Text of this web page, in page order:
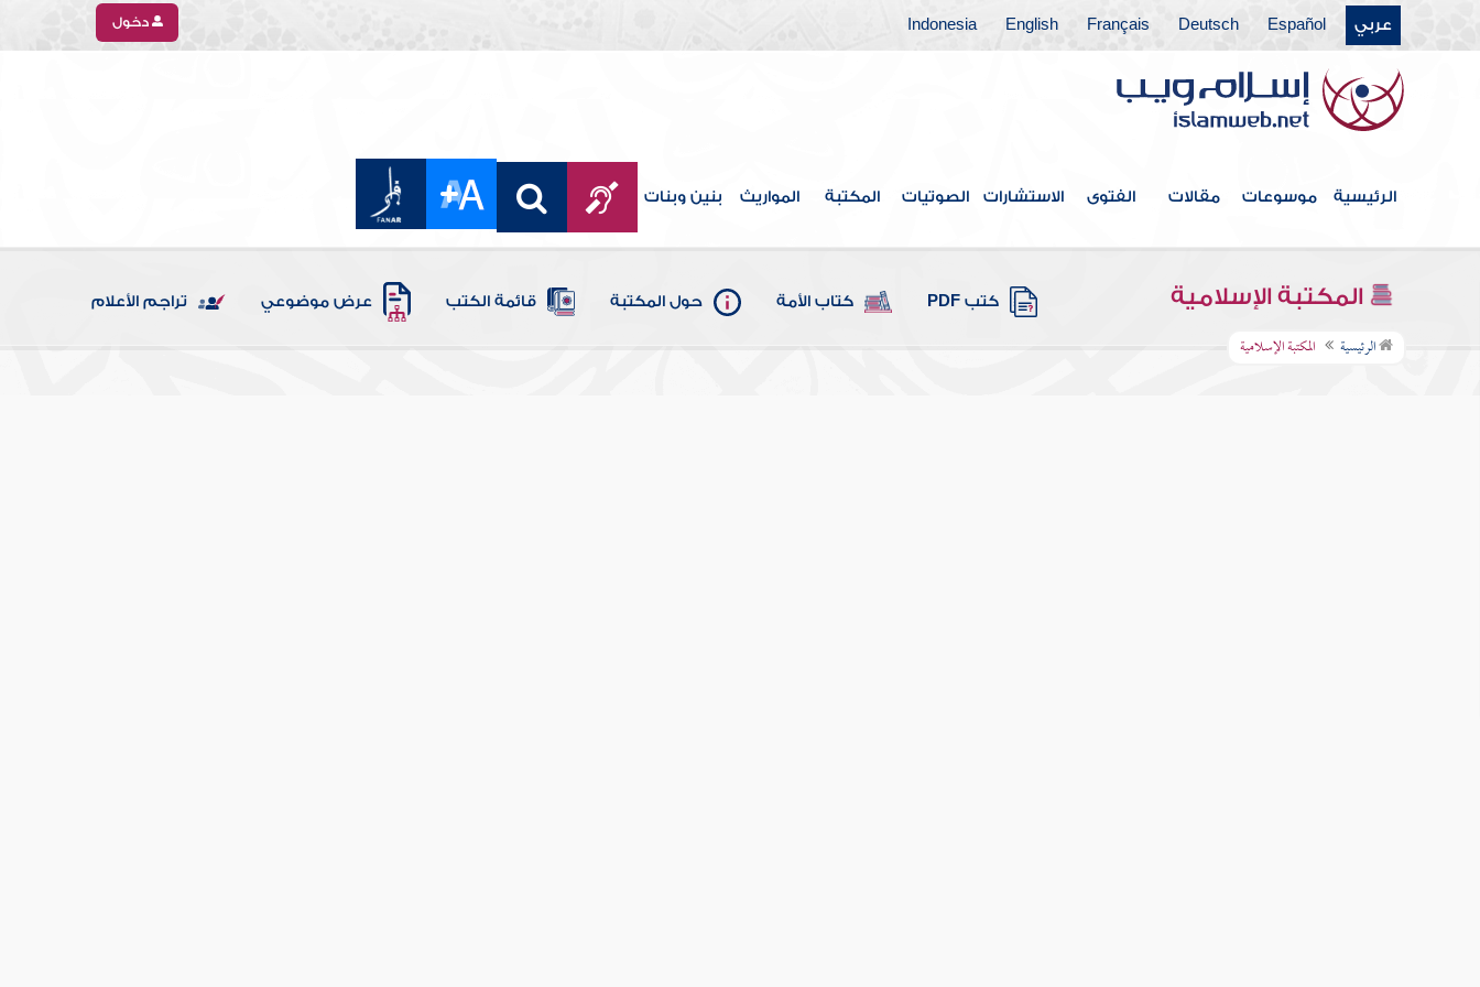
عربي Español
Deutsch
Français
English
Indonesia دخول
الرئيسية موسوعات مقالات الفتوى الاستشارات الصوتيات المكتبة المواريث بنين وبنات
المكتبة الإسلامية كتب PDF كتاب الأمة حول المكتبة قائمة الكتب عرض موضوعي تراجم الأعلام
الرئيسية المكتبة الإسلامية